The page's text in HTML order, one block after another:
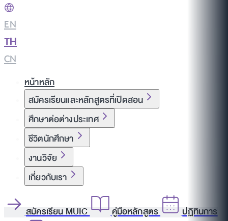
EN
TH
CN
หน้าหลัก
สมัครเรียนและหลักสูตรที่เปิดสอน
ศึกษาต่อต่างประเทศ
ชีวิตนักศึกษา
งานวิจัย
เกี่ยวกับเรา
สมัครเรียน MUIC คู่มือหลักสูตร
ปฏิทินการ